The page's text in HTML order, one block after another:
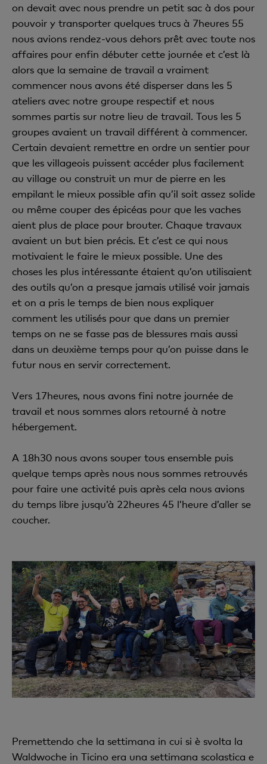
on devait avec nous prendre un petit sac à dos pour
pouvoir y transporter quelques trucs à 7heures 55
nous avions rendez-vous dehors prêt avec toute nos
affaires pour enfin débuter cette journée et c’est là
alors que la semaine de travail a vraiment
commencer nous avons été disperser dans les 5
ateliers avec notre groupe respectif et nous
sommes partis sur notre lieu de travail. Tous les 5
groupes avaient un travail différent à commencer.
Certain devaient remettre en ordre un sentier pour
que les villageois puissent accéder plus facilement
au village ou construit un mur de pierre en les
empilant le mieux possible afin qu’il soit assez solide
ou même couper des épicéas pour que les vaches
aient plus de place pour brouter. Chaque travaux
avaient un but bien précis. Et c’est ce qui nous
motivaient le faire le mieux possible. Une des
choses les plus intéressante étaient qu’on utilisaient
des outils qu’on a presque jamais utilisé voir jamais
et on a pris le temps de bien nous expliquer
comment les utilisés pour que dans un premier
temps on ne se fasse pas de blessures mais aussi
dans un deuxième temps pour qu’on puisse dans le
futur nous en servir correctement.
Vers 17heures, nous avons fini notre journée de
travail et nous sommes alors retourné à notre
hébergement.
A 18h30 nous avons souper tous ensemble puis
quelque temps après nous nous sommes retrouvés
pour faire une activité puis après cela nous avions
du temps libre jusqu’à 22heures 45 l’heure d’aller se
coucher.
Premettendo che la settimana in cui si è svolta la
Waldwoche in Ticino era una settimana scolastica e